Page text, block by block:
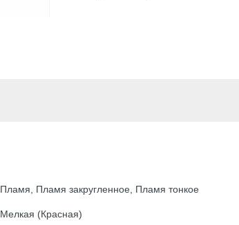
Пламя, Пламя закругленное, Пламя тонкое
Мелкая (Красная)